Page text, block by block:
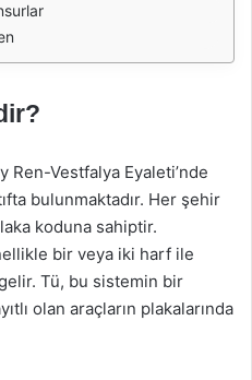
Ren-Vestfalya Eyaleti’nde
bulunmaktadır. Her şehir
koduna sahiptir.
bir veya iki harf ile
Tü, bu sistemin bir
olan araçların plakalarında